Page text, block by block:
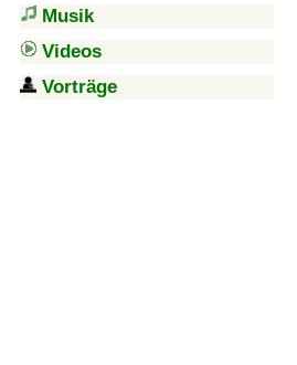
Musik
Videos
Vorträge